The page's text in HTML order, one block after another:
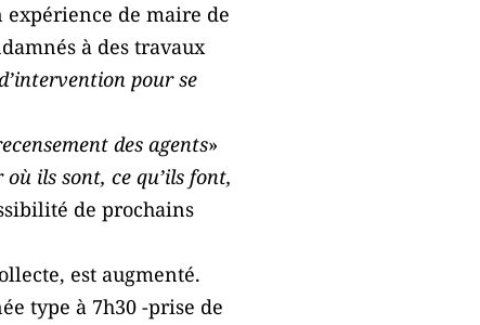
expérience de maire de
à des travaux
pour se
des agents»
ils sont, ce qu’ils font,
de prochains
est augmenté.
type à 7h30 -prise de